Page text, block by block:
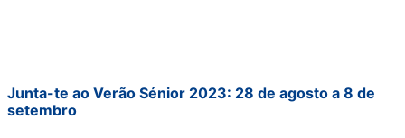
Junta-te ao Verão Sénior 2023: 28 de agosto a 8 de
setembro